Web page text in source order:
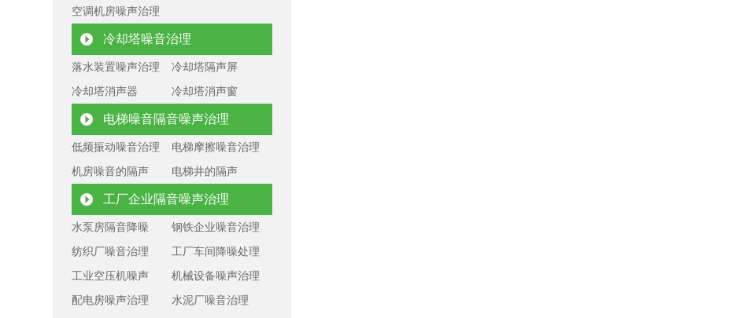
空调机房噪声治理
冷却塔噪音治理
落水装置噪声治理 冷却塔隔声屏
冷却塔消声器 冷却塔消声窗
电梯噪音隔音噪声治理
低频振动噪音治理 电梯摩擦噪音治理
机房噪音的隔声 电梯井的隔声
工厂企业隔音噪声治理
水泵房隔音降噪 钢铁企业噪音治理
纺织厂噪音治理 工厂车间降噪处理
工业空压机噪声 机械设备噪声治理
配电房噪声治理 水泥厂噪音治理